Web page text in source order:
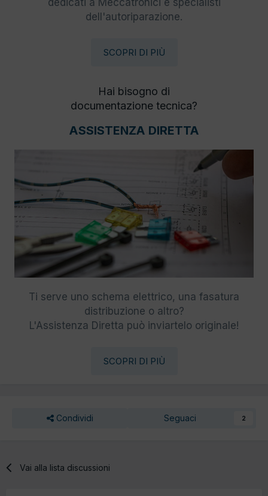
dedicati a Meccatronici e specialisti
dell'autoriparazione.
SCOPRI DI PIÙ
Hai bisogno di
documentazione tecnica?
ASSISTENZA DIRETTA
Ti serve uno schema elettrico, una fasatura
distribuzione o altro?
L'Assistenza Diretta può inviartelo originale!
SCOPRI DI PIÙ
Condividi Seguaci 2
Vai alla lista discussioni